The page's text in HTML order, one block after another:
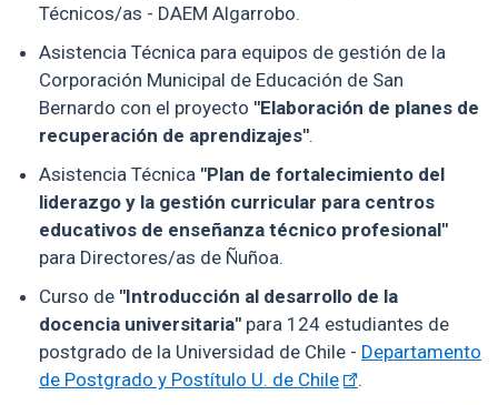
Técnicos/as - DAEM Algarrobo.
Asistencia Técnica para equipos de gestión de la
Corporación Municipal de Educación de San
Bernardo con el proyecto "Elaboración de planes de
recuperación de aprendizajes".
Asistencia Técnica "Plan de fortalecimiento del
liderazgo y la gestión curricular para centros
educativos de enseñanza técnico profesional"
para Directores/as de Ñuñoa.
Curso de "Introducción al desarrollo de la
docencia universitaria" para 124 estudiantes de
postgrado de la Universidad de Chile - Departamento
de Postgrado y Postítulo U. de Chile
.